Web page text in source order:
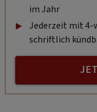
im Jahr
Jederzeit mit 4-
schriftlich